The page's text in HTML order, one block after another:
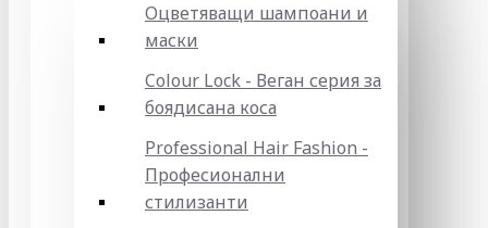
Оцветяващи шампоани и
маски
Colour Lock - Веган серия за
боядисана коса
Professional Hair Fashion -
Професионални
стилизанти